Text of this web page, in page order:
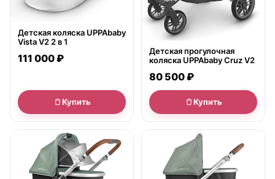
Детская коляска UPPAbaby
Vista V2 2 в 1
111 000 ₽
Купить
Детская прогулочная
коляска UPPAbaby Cruz V2
80 500 ₽
Купить